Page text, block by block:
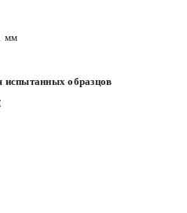
мм
испытанных образцов